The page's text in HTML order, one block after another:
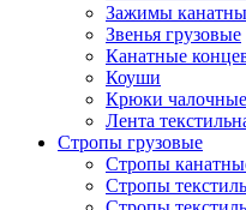
Зажимы
Звенья грузовые
Канатные
Коуши
Крюки чалочные
Лента
Стропы грузовые
Стропы
Стропы